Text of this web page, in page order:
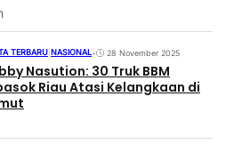
TERBARU NASIONAL• 28 November 2025
Nasution: 30 Truk BBM
Riau Atasi Kelangkaan di